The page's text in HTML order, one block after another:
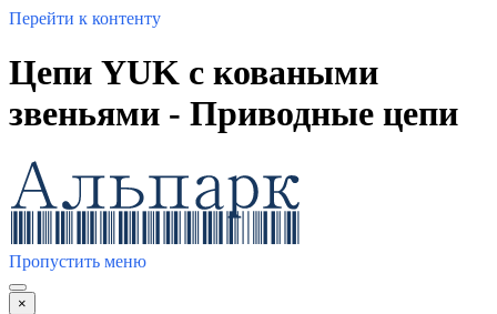
Перейти к контенту
Цепи YUK с коваными
звеньями - Приводные цепи
Пропустить меню
×